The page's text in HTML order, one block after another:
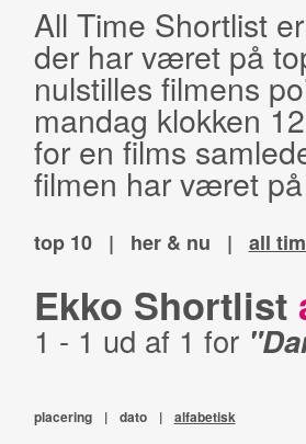
All Time Shortlist
der har været på
nulstilles filmens
mandag klokken
for en films
filmen har været
top 10 | her & nu | all
Ekko Shortlist
1 - 1 ud af 1 for
placering | dato | alfabetisk